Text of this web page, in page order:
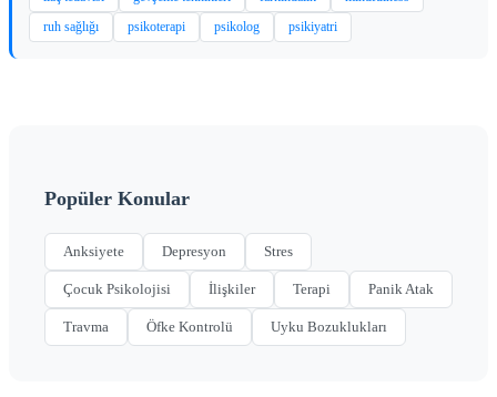
ruh sağlığı
psikoterapi psikolog psikiyatri
Popüler Konular
Anksiyete Depresyon Stres
Çocuk Psikolojisi İlişkiler Terapi Panik Atak
Travma Öfke Kontrolü Uyku Bozuklukları